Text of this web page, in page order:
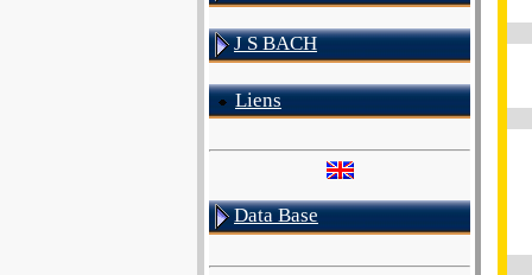
J S BACH
Liens
Data Base